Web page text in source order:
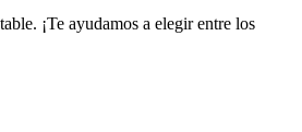
¡Te ayudamos a elegir entre los